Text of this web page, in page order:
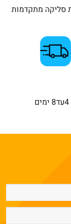
סליקה מתקדמות